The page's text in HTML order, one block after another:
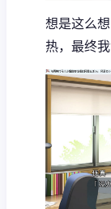
想是这么
热，最终我